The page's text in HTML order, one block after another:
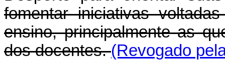
fomentar iniciativas
ensino, principalmente as
dos docentes.(Revogado